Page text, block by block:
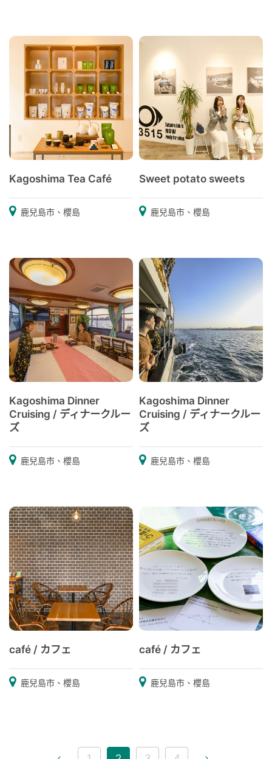
Kagoshima Tea Café
鹿兒島市、櫻島
Sweet potato sweets
鹿兒島市、櫻島
Kagoshima Dinner
Cruising / ディナークルー
ズ
鹿兒島市、櫻島
Kagoshima Dinner
Cruising / ディナークルー
ズ
鹿兒島市、櫻島
café / カフェ
鹿兒島市、櫻島
café / カフェ
鹿兒島市、櫻島